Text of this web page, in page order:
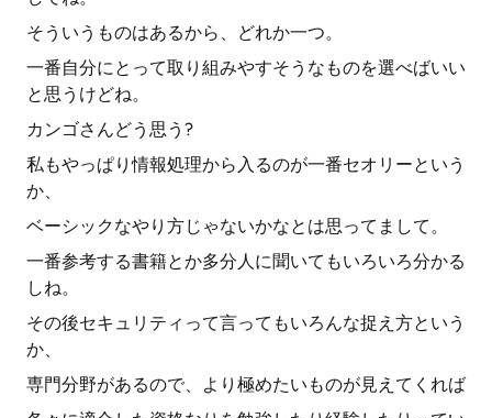
そういうものはあるから、どれか一つ。
一番自分にとって取り組みやすそうなものを選べばいい
と思うけどね。
カンゴさんどう思う?
私もやっぱり情報処理から入るのが一番セオリーという
か、
ベーシックなやり方じゃないかなとは思ってまして。
一番参考する書籍とか多分人に聞いてもいろいろ分かる
しね。
その後セキュリティって言ってもいろんな捉え方という
か、
専門分野があるので、より極めたいものが見えてくれば